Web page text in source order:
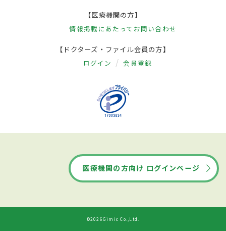
【医療機関の方】
情報掲載にあたって お問い合わせ
【ドクターズ・ファイル会員の方】
ログイン 会員登録
医療機関の方向け ログインページ
©2026Gimic Co.,Ltd.